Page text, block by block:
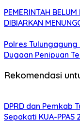
PEMERINTAH
DIBIARKAN
Polres
Dugaan Penipuan
Rekomendasi
DPRD dan Pemkab
Sepakati KUA-PPAS